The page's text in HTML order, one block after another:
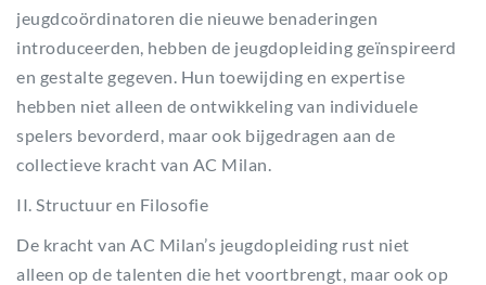
jeugdcoördinatoren die nieuwe benaderingen
introduceerden, hebben de jeugdopleiding geïnspireerd
en gestalte gegeven. Hun toewijding en expertise
hebben niet alleen de ontwikkeling van individuele
spelers bevorderd, maar ook bijgedragen aan de
collectieve kracht van AC Milan.
II. Structuur en Filosofie
De kracht van AC Milan’s jeugdopleiding rust niet
alleen op de talenten die het voortbrengt, maar ook op